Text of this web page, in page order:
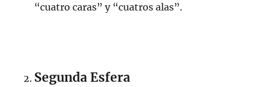
“cuatro caras” y “cuatros alas”.
Segunda Esfera